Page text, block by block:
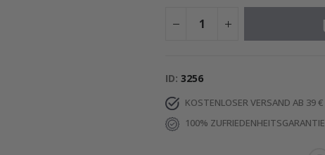
ID 3256
KOSTENLOSER VERSAND AB 39 €
100% ZUFRIEDENHEITSGARANTIE